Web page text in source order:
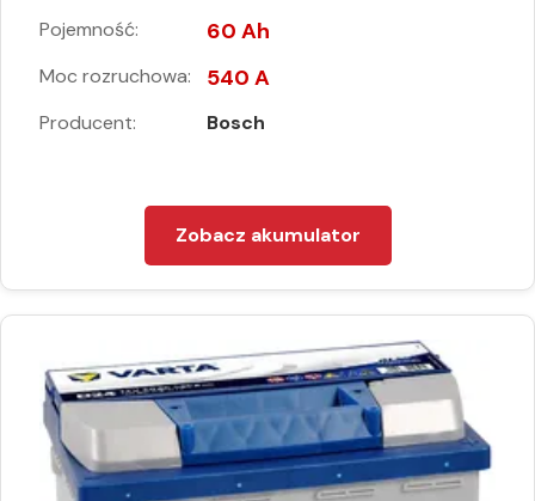
Pojemność: 60 Ah
Moc rozruchowa: 540 A
Producent: Bosch
Zobacz akumulator